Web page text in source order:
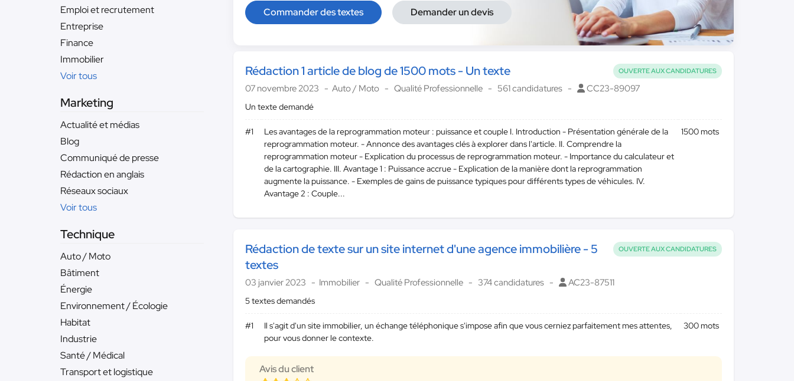
Emploi et recrutement
Entreprise
Finance
Immobilier
Voir tous
Marketing
Actualité et médias
Blog
Communiqué de presse
Rédaction en anglais
Réseaux sociaux
Voir tous
Technique
Auto / Moto
Bâtiment
Énergie
Environnement / Écologie
Habitat
Industrie
Santé / Médical
Transport et logistique
Commander des textes Demander un devis
OUVERTE AUX CANDIDATURES
Rédaction 1 article de blog de 1500 mots - Un texte
07 novembre 2023 Auto / Moto Qualité Professionnelle 561 candidatures CC23-89097
Un texte demandé
#1
Les avantages de la reprogrammation moteur : puissance et couple I. Introduction - Présentation générale de la
reprogrammation moteur. - Annonce des avantages clés à explorer dans l'article. II. Comprendre la
reprogrammation moteur - Explication du processus de reprogrammation moteur. - Importance du calculateur et
de la cartographie. III. Avantage 1 : Puissance accrue - Explication de la manière dont la reprogrammation
augmente la puissance. - Exemples de gains de puissance typiques pour différents types de véhicules. IV.
Avantage 2 : Couple...
1500 mots
OUVERTE AUX CANDIDATURES
Rédaction de texte sur un site internet d'une agence immobilière - 5
textes
03 janvier 2023 Immobilier Qualité Professionnelle 374 candidatures AC23-87511
5 textes demandés
#1
Il s'agit d'un site immobilier, un échange téléphonique s'impose afin que vous cerniez parfaitement mes attentes,
pour vous donner le contexte.
300 mots
Avis du client